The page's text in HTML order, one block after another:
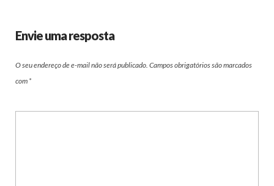
Envie uma resposta
O seu endereço de e-mail não será publicado. Campos obrigatórios são marcados
com *